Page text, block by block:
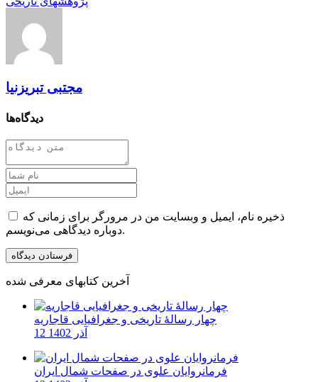
مجتبی تبریزنیا
دیدگاه‌ها
ذخیره نام، ایمیل و وبسایت من در مرورگر برای زمانی که
دوباره دیدگاهی می‌نویسم.
آخرین کتابهای معرفی شده
چهار رسالۀ تاریخی و جغرافیایی قاجاریه
12 آذر 1402
فرمانروایان علوی در صفحات شمال ایران